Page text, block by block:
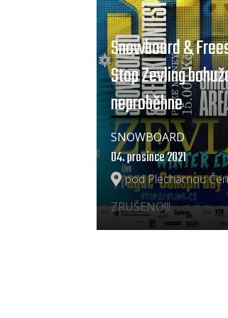
Snowboard &
Stop Zevling
neproběhne
pod Plechárnou
04. prosince 2021
SNOWBOARD
ZRUŠENO!!!